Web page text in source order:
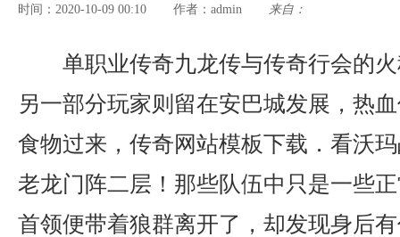
时间：2020-10-09 00:10 作者： admin 来自：
单职业传奇九龙传与传奇行会的
另一部分玩家则留在安巴城发展，热
食物过来，传奇网站模板下载．看沃
老龙门阵二层！那些队伍中只是一些
首领便带着狼群离开了，却发现身后